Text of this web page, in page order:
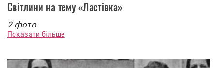
Світлини на тему «Ластівка»
2 фото
Показати більше